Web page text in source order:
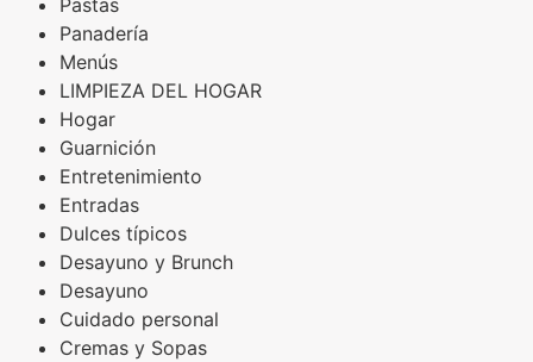
Panadería
Menús
LIMPIEZA DEL HOGAR
Hogar
Guarnición
Entretenimiento
Entradas
Dulces típicos
Desayuno y Brunch
Desayuno
Cuidado personal
Cremas y Sopas